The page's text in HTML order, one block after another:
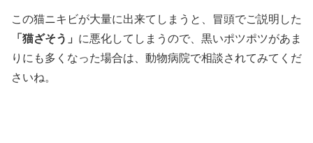
この猫ニキビが大量に出来てしまうと、冒頭でご説明した
「猫ざそう」 に悪化してしまうので、黒いポツポツがあま
りにも多くなった場合は、動物病院で相談されてみてくだ
さいね。